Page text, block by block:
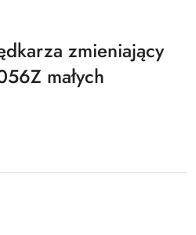
zmieniający
małych